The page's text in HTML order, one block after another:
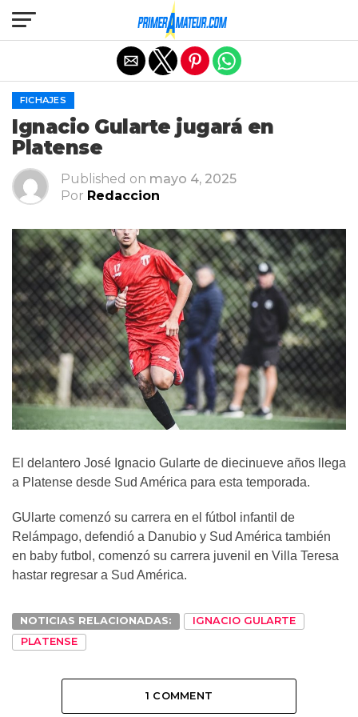
FICHAJES
Ignacio Gularte jugará en
Platense
Published on mayo 4, 2025
Por Redaccion
El delantero José Ignacio Gularte de diecinueve años llega
a Platense desde Sud América para esta temporada.
GUlarte comenzó su carrera en el fútbol infantil de
Relámpago, defendió a Danubio y Sud América también
en baby futbol, comenzó su carrera juvenil en Villa Teresa
hastar regresar a Sud América.
NOTICIAS RELACIONADAS:
IGNACIO GULARTE
PLATENSE
1 COMMENT
Salir de la versión móvil